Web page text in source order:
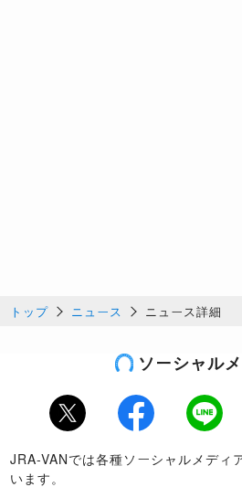
トップ ニュース ニュース詳細
ソーシャル
Twitter Facebook LINE
JRA-VANでは各種ソーシャルメディ
います。